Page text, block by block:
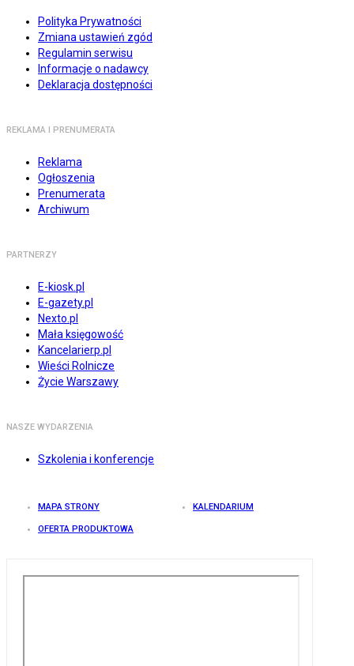
Polityka Prywatności
Zmiana ustawień zgód
Regulamin serwisu
Informacje o nadawcy
Deklaracja dostępności
REKLAMA I PRENUMERATA
Reklama
Ogłoszenia
Prenumerata
Archiwum
PARTNERZY
E-kiosk.pl
E-gazety.pl
Nexto.pl
Mała księgowość
Kancelarierp.pl
Wieści Rolnicze
Życie Warszawy
NASZE WYDARZENIA
Szkolenia i konferencje
MAPA STRONY KALENDARIUM
OFERTA PRODUKTOWA